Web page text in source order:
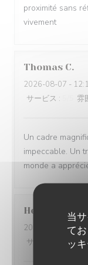
当
て
ッ
proximité sans
vivement
Thomas C
2026-08-07 -
サービス : 雰
Un cadre
impeccable. Un
monde a
Helene
2026-08-06 -
サービス
/5 雰